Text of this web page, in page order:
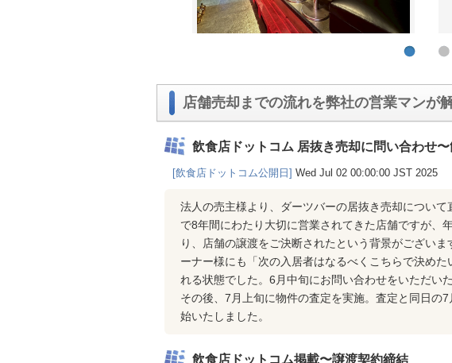
店舗売却までの流れを弊社の営業マンが
飲食店ドットコム 居抜き売却に問い合わせ
[飲食店ドットコム公開日] Wed Jul 02 00:00:00 JST 2025
法人の売主様より、ダーツバーの居抜き売却につい
で8年間にわたり大切に営業されてきた店舗ですが、
り、店舗の譲渡をご決断されたという背景がござい
ーナー様にも「次の入居者はなるべくこちらで決め
れる状態でした。6月中旬にお問い合わせをいただい
その後、7月上旬に物件の査定を実施。査定と同日の
始いたしました。
飲食店ドットコム掲載〜譲渡契約締結